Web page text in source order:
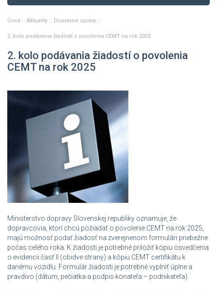
Úvod Aktuality Dopravné správy
2. kolo podávania žiadostí o povolenia CEMT na rok 2025
2. kolo podávania žiadostí o povolenia
CEMT na rok 2025
Ministerstvo dopravy Slovenskej republiky oznamuje, že
dopravcovia, ktorí chcú požiadať o povolenie CEMT na rok 2025,
majú možnosť podať žiadosť na zverejnenom formulári priebežne
počas celého roka. K žiadosti je potrebné priložiť kópiu osvedčenia
o evidencii časť II (obidve strany) a kópiu CEMT certifikátu k
danému vozidlu. Formulár žiadosti je potrebné vyplniť úplne a
pravdivo (dátum, pečiatka a podpis konateľa – podnikateľa).